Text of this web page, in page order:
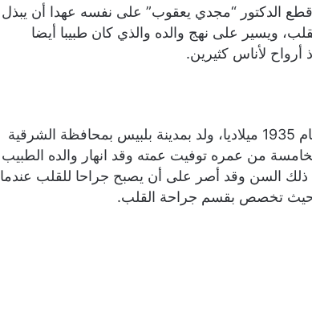
قطع الدكتور “مجدي يعقوب” على نفسه عهدا أن يبذل
ويسير على نهج والده والذي كان طبيبا أيضا
لأناس كثيرين.
ولد الدكتور مجدي يعقوب في السادس عشر من نوفمبر لعام 1935 ميلاديا، ولد بمدينة بلبيس بمحافظة الشرقية
من عمره توفيت عمته وقد انهار والده الطبيب
ذلك السن وقد أصر على أن يصبح جراحا للقلب عندما
حيث تخصص بقسم جراحة القلب.